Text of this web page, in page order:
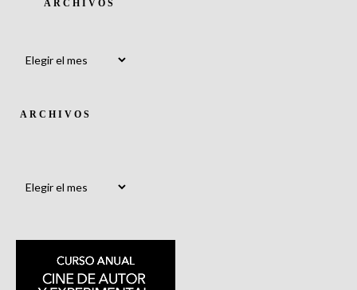
ARCHIVOS
ARCHIVOS